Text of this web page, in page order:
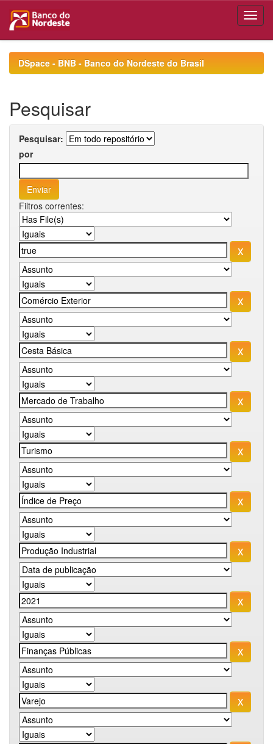
navigationDSpace - BNB - Banco do Nordeste do Brasil
Pesquisar
Pesquisar:
por
Filtros correntes: